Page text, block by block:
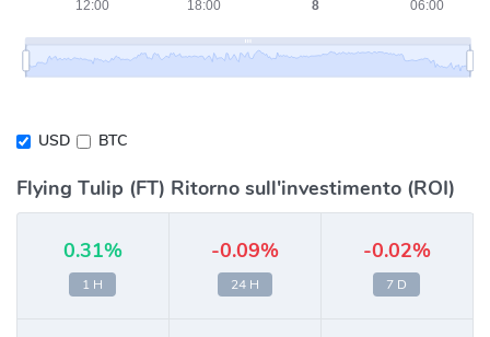
USD BTC
Flying Tulip (FT) Ritorno sull'investimento (ROI)
0.31%
1 H
-0.09%
24 H
-0.02%
7 D